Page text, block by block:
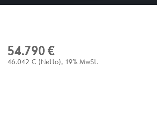
54.790 €
46.042 € (Netto) 19% MwSt.